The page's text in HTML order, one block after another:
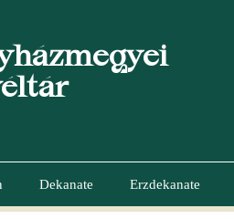
Dekanate Erzdekanate